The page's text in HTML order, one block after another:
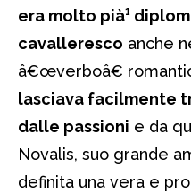
era molto pià¹
cavalleresco anche
â€œverboâ€
lasciava facilmente
dalle passioni e da
Novalis, suo grande
definita una vera e